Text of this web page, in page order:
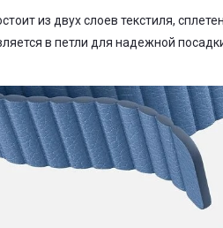
из двух слоев текстиля,
в петли для надежной